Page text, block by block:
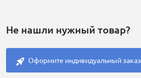
Не нашли нужный товар?
Оформите индивидуальный заказ